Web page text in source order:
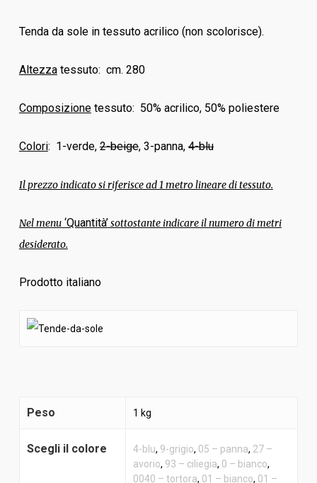
Tenda da sole in tessuto acrilico (non scolorisce).
Altezzatessuto: cm. 280
Composizionetessuto: 50% acrilico, 50% poliestere
Colori: 1-verde,2-beige, 3-panna,4-blu
Il prezzo indicato si riferisce ad 1 metro lineare di tessuto.
Nel menu‘Quantità’sottostante indicare il numero di metri
desiderato.
Prodotto italiano
Peso 1 kg
Scegli il colore 4-blu, 9-grigio, 05 – panna, 27 –
avorio, 93 – ciliegia, 0 – bianco,
0040 – tortora, 01 – bianco, 01 –